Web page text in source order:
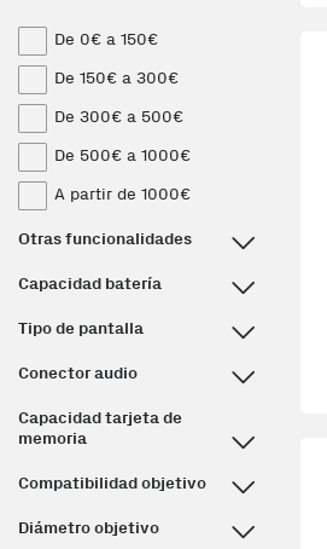
De 0€ a 150€
De 150€ a 300€
De 300€ a 500€
De 500€ a 1000€
A partir de 1000€
Otras funcionalidades
Capacidad batería
Tipo de pantalla
Conector audio
Capacidad tarjeta de
memoria
Compatibilidad objetivo
Diámetro objetivo